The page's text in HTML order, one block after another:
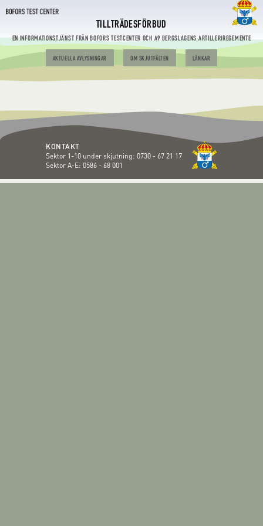
TILLTRÄDESFÖRBUD
EN INFORMATIONSTJÄNST FRÅN BOFORS TESTCENTER OCH A9 BERGSLAGENS ARTILLERIREGEMENTE
AKTUELLA AVLYSNINGAR OM SKJUTFÄLTEN LÄNKAR
KONTAKT
Sektor 1-10 under skjutning: 0730 - 67 21 17
Sektor A-E: 0586 - 68 001